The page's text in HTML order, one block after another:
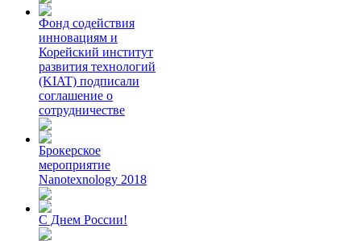
Фонд содействия
инновациям и
Корейский институт
развития технологий
(KIAT) подписали
соглашение о
сотрудничестве
Брокерское
мероприятие
Nanotexnology 2018
С Днем России!